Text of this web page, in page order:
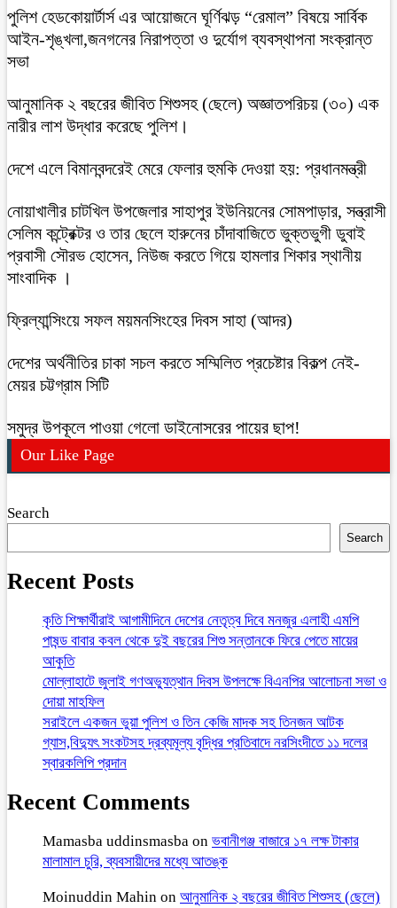
পুলিশ হেডকোয়ার্টার্স এর আয়োজনে ঘূর্ণিঝড় “রেমাল” বিষয়ে সার্বিক
আইন-শৃঙ্খলা,জনগনের নিরাপত্তা ও দুর্যোগ ব্যবস্থাপনা সংক্রান্ত
সভা
আনুমানিক ২ বছরের জীবিত শিশুসহ (ছেলে) অজ্ঞাতপরিচয় (৩০) এক
নারীর লাশ উদ্ধার করেছে পুলিশ।
দেশে এলে বিমানবন্দরেই মেরে ফেলার হুমকি দেওয়া হয়: প্রধানমন্ত্রী
নোয়াখালীর চাটখিল উপজেলার সাহাপুর ইউনিয়নের সোমপাড়ার, সন্ত্রাসী
সেলিম কন্ট্রেক্টর ও তার ছেলে হারুনের চাঁদাবাজিতে ভুক্তভুগী ডুবাই
প্রবাসী সৌরভ হোসেন, নিউজ করতে গিয়ে হামলার শিকার স্থানীয়
সাংবাদিক ।
ফ্রিল্যান্সিংয়ে সফল ময়মনসিংহের দিবস সাহা (আদর)
দেশের অর্থনীতির চাকা সচল করতে সম্মিলিত প্রচেষ্টার বিকল্প নেই-
মেয়র চট্টগ্রাম সিটি
সমুদ্র উপকূলে পাওয়া গেলো ডাইনোসরের পায়ের ছাপ!
Our Like Page
Search
Search
Recent Posts
কৃতি শিক্ষার্থীরাই আগামীদিনে দেশের নেতৃত্ব দিবে মনজুর এলাহী এমপি
পাষন্ড বাবার কবল থেকে দুই বছরের শিশু সন্তানকে ফিরে পেতে মায়ের
আকুতি
মোল্লাহাটে জুলাই গণঅভ্যুত্থান দিবস উপলক্ষে বিএনপির আলোচনা সভা ও
দোয়া মাহফিল
সরাইলে একজন ভুয়া পুলিশ ও তিন কেজি মাদক সহ তিনজন আটক
গ্যাস,বিদ্যুৎ সংকটসহ দ্রব্যমূল্য বৃদ্ধির প্রতিবাদে নরসিংদীতে ১১ দলের
স্বারকলিপি প্রদান
Recent Comments
Mamasba uddinsmasba on ভবানীগঞ্জ বাজারে ১৭ লক্ষ টাকার
মালামাল চুরি, ব্যবসায়ীদের মধ্যে আতঙ্ক
Moinuddin Mahin on আনুমানিক ২ বছরের জীবিত শিশুসহ (ছেলে)